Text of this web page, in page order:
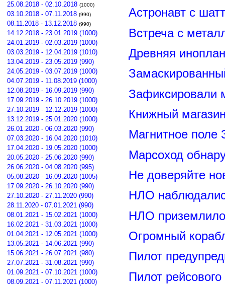
25.08.2018 - 02.10.2018 (1000)
03.10.2018 - 07.11.2018 (990)
08.11.2018 - 13.12.2018 (990)
14.12.2018 - 23.01.2019 (1000)
24.01.2019 - 02.03.2019 (1000)
03.03.2019 - 12.04.2019 (1010)
13.04.2019 - 23.05.2019 (990)
24.05.2019 - 03.07.2019 (1000)
04.07.2019 - 11.08.2019 (1000)
12.08.2019 - 16.09.2019 (990)
17.09.2019 - 26.10.2019 (1000)
27.10.2019 - 12.12.2019 (1000)
13.12.2019 - 25.01.2020 (1000)
26.01.2020 - 06.03.2020 (990)
07.03.2020 - 16.04.2020 (1010)
17.04.2020 - 19.05.2020 (1000)
20.05.2020 - 25.06.2020 (990)
26.06.2020 - 04.08.2020 (995)
05.08.2020 - 16.09.2020 (1005)
17.09.2020 - 26.10.2020 (990)
27.10.2020 - 27.11.2020 (990)
28.11.2020 - 07.01.2021 (990)
08.01.2021 - 15.02.2021 (1000)
16.02.2021 - 31.03.2021 (1000)
01.04.2021 - 12.05.2021 (1000)
13.05.2021 - 14.06.2021 (990)
15.06.2021 - 26.07.2021 (980)
27.07.2021 - 31.08.2021 (990)
01.09.2021 - 07.10.2021 (1000)
08.09.2021 - 07.11.2021 (1000)
Астронавт с
Встреча с
Древняя
Зафиксировали
Книжный
Магнитное поле
Марсоход
Не доверяйте
НЛО
НЛО
Огромный
Пилот
Пилот